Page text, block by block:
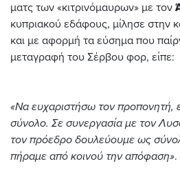
ματς των «κιτρινόμαυρων» με τον
κυπριακού εδάφους, μίλησε στην
και με αφορμή τα εύσημα που
μεταγραφή του Σέρβου φορ, είπε:
«Να ευχαριστήσω τον προπονητή,
σύνολο. Σε συνεργασία με τον
τον πρόεδρο δουλεύουμε ως
πήραμε από κοινού την απόφαση».